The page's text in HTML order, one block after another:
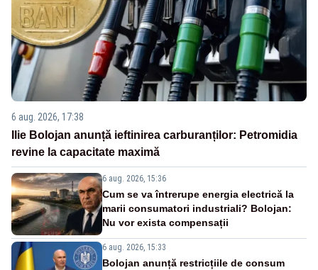
6 aug. 2026, 17:38
Ilie Bolojan anunță ieftinirea carburanților: Petromidia
revine la capacitate maximă
6 aug. 2026, 15:36
Cum se va întrerupe energia electrică la
marii consumatori industriali? Bolojan:
Nu vor exista compensații
6 aug. 2026, 15:33
Bolojan anunță restricțiile de consum